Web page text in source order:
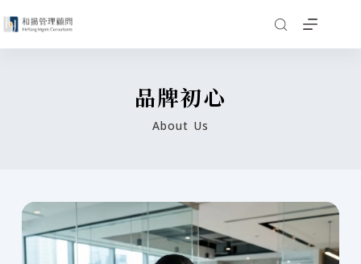
品牌初心
About Us